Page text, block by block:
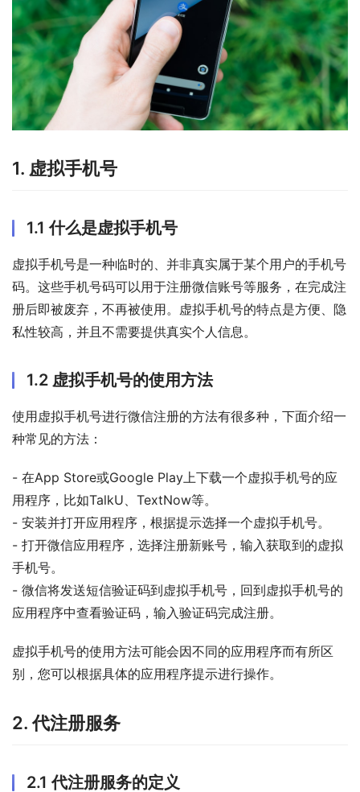
1. 虚拟手机号
1.1 什么是虚拟手机号
虚拟手机号是一种临时的、并非真实属于某个用户的手机号
码。这些手机号码可以用于注册微信账号等服务，在完成注
册后即被废弃，不再被使用。虚拟手机号的特点是方便、隐
私性较高，并且不需要提供真实个人信息。
1.2 虚拟手机号的使用方法
使用虚拟手机号进行微信注册的方法有很多种，下面介绍一
种常见的方法：
- 在App Store或Google Play上下载一个虚拟手机号的应
用程序，比如TalkU、TextNow等。
- 安装并打开应用程序，根据提示选择一个虚拟手机号。
- 打开微信应用程序，选择注册新账号，输入获取到的虚拟
手机号。
- 微信将发送短信验证码到虚拟手机号，回到虚拟手机号的
应用程序中查看验证码，输入验证码完成注册。
虚拟手机号的使用方法可能会因不同的应用程序而有所区
别，您可以根据具体的应用程序提示进行操作。
2. 代注册服务
2.1 代注册服务的定义